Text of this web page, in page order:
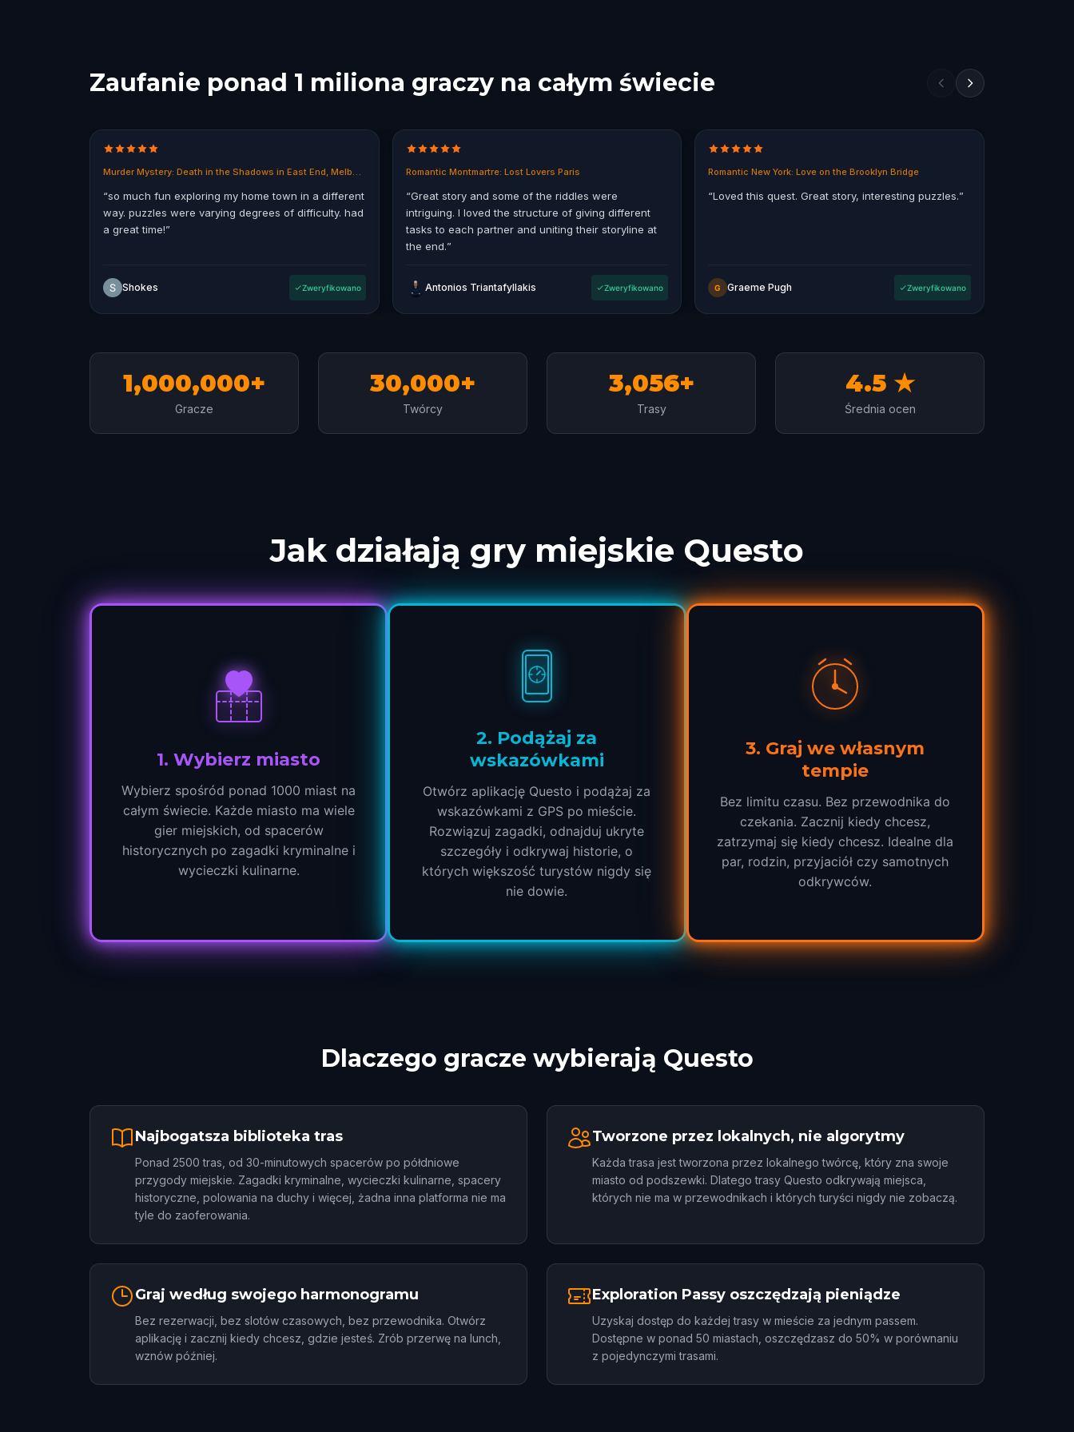
Zaufanie ponad 1 miliona graczy na całym świecie
Murder Mystery: Death in the Shadows in East End, Melbourne
“so much fun exploring my home town in a different
way. puzzles were varying degrees of difficulty. had
a great time!”
Shokes Zweryfikowano
Romantic Montmartre: Lost Lovers Paris
“Great story and some of the riddles were
intriguing. I loved the structure of giving different
tasks to each partner and uniting their storyline at
the end.”
Antonios Triantafyllakis Zweryfikowano
Romantic New York: Love on the Brooklyn Bridge
“Loved this quest. Great story, interesting puzzles.”
G Graeme Pugh Zweryfikowano
1,000,000+
Gracze
30,000+
Twórcy
3,056+
Trasy
4.5 ★
Średnia ocen
Jak działają gry miejskie Questo
1.Wybierz miasto
Wybierz spośród ponad 1000 miast na
całym świecie. Każde miasto ma wiele
gier miejskich, od spacerów
historycznych po zagadki kryminalne i
wycieczki kulinarne.
2. Podążaj za
wskazówkami
Otwórz aplikację Questo i podążaj za
wskazówkami z GPS po mieście.
Rozwiązuj zagadki, odnajduj ukryte
szczegóły i odkrywaj historie, o
których większość turystów nigdy się
nie dowie.
3. Graj we własnym
tempie
Bez limitu czasu. Bez przewodnika do
czekania. Zacznij kiedy chcesz,
zatrzymaj się kiedy chcesz. Idealne dla
par, rodzin, przyjaciół czy samotnych
odkrywców.
Dlaczego gracze wybierają Questo
Najbogatsza biblioteka tras
Ponad 2500 tras, od 30-minutowych spacerów po półdniowe
przygody miejskie. Zagadki kryminalne, wycieczki kulinarne, spacery
historyczne, polowania na duchy i więcej, żadna inna platforma nie ma
tyle do zaoferowania.
Tworzone przez lokalnych, nie algorytmy
Każda trasa jest tworzona przez lokalnego twórcę, który zna swoje
miasto od podszewki. Dlatego trasy Questo odkrywają miejsca,
których nie ma w przewodnikach i których turyści nigdy nie zobaczą.
Graj według swojego harmonogramu
Bez rezerwacji, bez slotów czasowych, bez przewodnika. Otwórz
aplikację i zacznij kiedy chcesz, gdzie jesteś. Zrób przerwę na lunch,
wznów później.
Exploration Passy oszczędzają pieniądze
Uzyskaj dostęp do każdej trasy w mieście za jednym passem.
Dostępne w ponad 50 miastach, oszczędzasz do 50% w porównaniu
z pojedynczymi trasami.